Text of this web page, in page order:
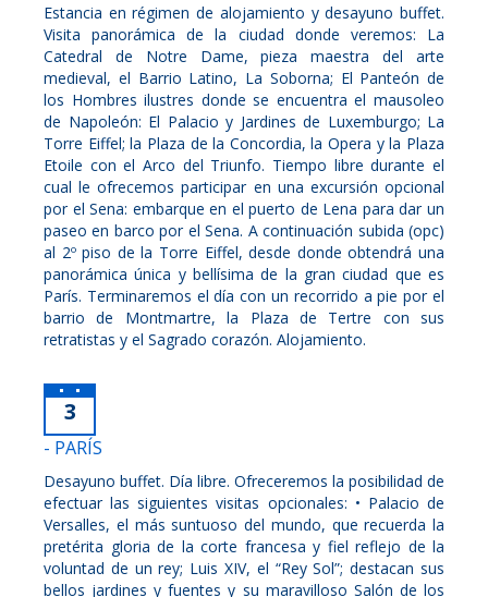
Estancia en régimen de alojamiento y desayuno buffet.
Visita panorámica de la ciudad donde veremos: La
Catedral de Notre Dame, pieza maestra del arte
medieval, el Barrio Latino, La Soborna; El Panteón de
los Hombres ilustres donde se encuentra el mausoleo
de Napoleón: El Palacio y Jardines de Luxemburgo; La
Torre Eiffel; la Plaza de la Concordia, la Opera y la Plaza
Etoile con el Arco del Triunfo. Tiempo libre durante el
cual le ofrecemos participar en una excursión opcional
por el Sena: embarque en el puerto de Lena para dar un
paseo en barco por el Sena. A continuación subida (opc)
al 2º piso de la Torre Eiffel, desde donde obtendrá una
panorámica única y bellísima de la gran ciudad que es
París. Terminaremos el día con un recorrido a pie por el
barrio de Montmartre, la Plaza de Tertre con sus
retratistas y el Sagrado corazón. Alojamiento.
3
- PARÍS
Desayuno buffet. Día libre. Ofreceremos la posibilidad de
efectuar las siguientes visitas opcionales: • Palacio de
Versalles, el más suntuoso del mundo, que recuerda la
pretérita gloria de la corte francesa y fiel reflejo de la
voluntad de un rey; Luis XIV, el “Rey Sol”; destacan sus
bellos jardines y fuentes y su maravilloso Salón de los